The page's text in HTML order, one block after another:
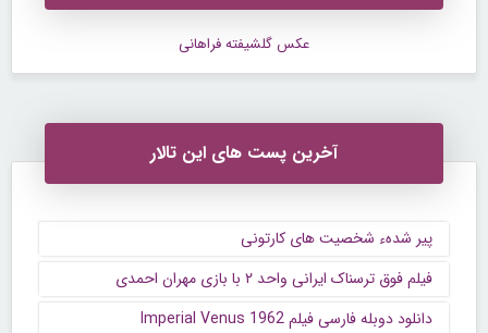
عکس گلشیفته فراهانی
آخرین پست های این تالار
پیر شدهء شخصیت های کارتونی
فیلم فوق ترسناک ایرانی واحد ۲ با بازی مهران احمدی
دانلود دوبله فارسی فیلم Imperial Venus 1962